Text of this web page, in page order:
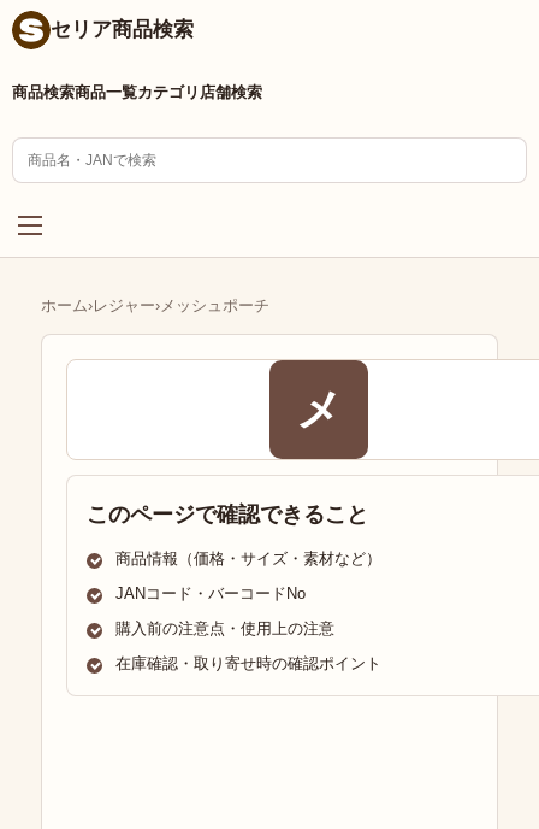
セリア商品検索
商品検索商品一覧カテゴリ 店舗検索
ホーム›レジャー›メッシュポーチ
メ
このページで確認できること
商品情報（価格・サイズ・素材など）
JANコード・バーコードNo
購入前の注意点・使用上の注意
在庫確認・取り寄せ時の確認ポイント